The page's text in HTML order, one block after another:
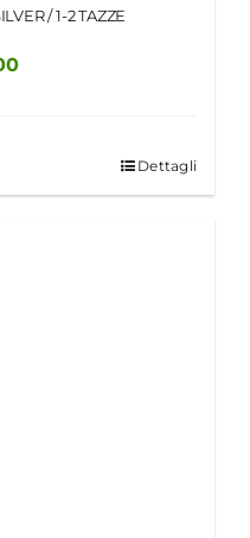
/ 1-2 TAZZE
Dettagli